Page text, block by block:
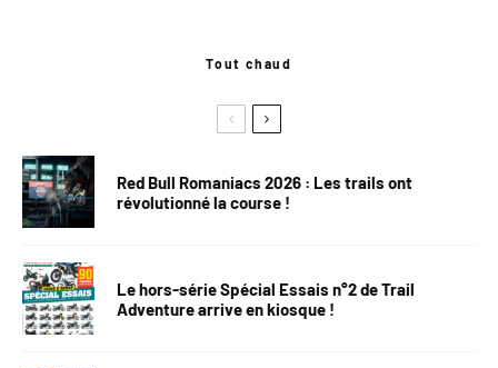
Tout chaud
Red Bull Romaniacs 2026 : Les trails ont
révolutionné la course !
Le hors-série Spécial Essais n°2 de Trail
Adventure arrive en kiosque !